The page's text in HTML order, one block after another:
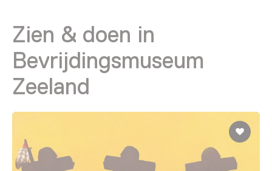
Zien & doen in
Bevrijdingsmuseum
Zeeland